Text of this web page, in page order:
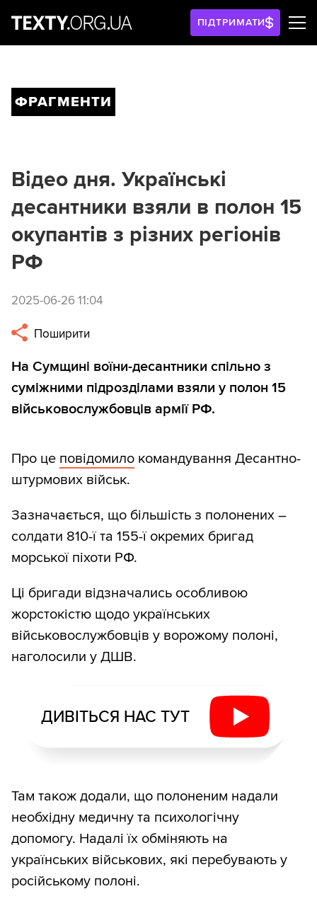
ПІДТРИМАТИ
ФРАГМЕНТИ
Відео дня. Українські
десантники взяли в полон 15
окупантів з різних регіонів
РФ
2025-06-26 11:04
Поширити
На Сумщині воїни-десантники спільно з
суміжними підрозділами взяли у полон 15
військовослужбовців армії РФ.
Про це повідомило командування Десантно-
штурмових військ.
Зазначається, що більшість з полонених –
солдати 810-ї та 155-ї окремих бригад
морської піхоти РФ.
Ці бригади відзначались особливою
жорстокістю щодо українських
військовослужбовців у ворожому полоні,
наголосили у ДШВ.
ДИВІТЬСЯ НАС ТУТ
Там також додали, що полоненим надали
необхідну медичну та психологічну
допомогу. Надалі їх обміняють на
українських військових, які перебувають у
російському полоні.